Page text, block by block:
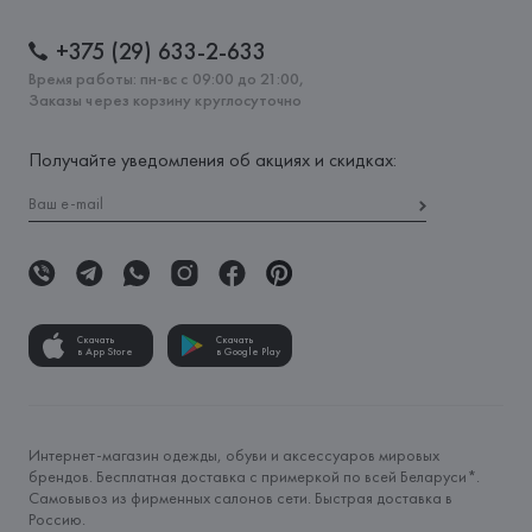
+375 (29) 633-2-633
Время работы: пн-вс с 09:00 до 21:00,
Заказы через корзину круглосуточно
Получайте уведомления об акциях и скидках:
Скачать
в App Store
Скачать
в Google Play
Интернет-магазин одежды, обуви и аксессуаров мировых
брендов. Бесплатная доставка с примеркой по всей Беларуси*.
Самовывоз из фирменных салонов сети. Быстрая доставка в
Россию.